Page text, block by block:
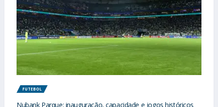
FUTEBOL
Nubank Parque: inauguração, capacidade e jogos históricos